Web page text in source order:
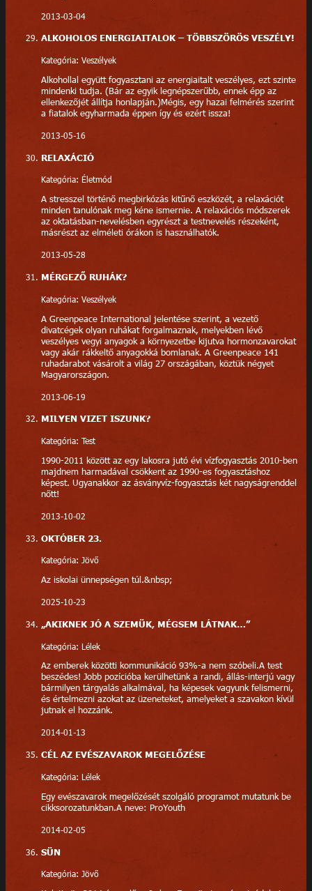
2013-03-04
ALKOHOLOS ENERGIAITALOK – TÖBBSZÖRÖS VESZÉLY!
Kategória: Veszélyek
Alkohollal együtt fogyasztani az energiaitalt veszélyes, ezt szinte
mindenki tudja. (Bár az egyik legnépszerűbb, ennek épp az
ellenkezőjét állítja honlapján.)Mégis, egy hazai felmérés szerint
a fiatalok egyharmada éppen így és ezért issza!
2013-05-16
RELAXÁCIÓ
Kategória: Életmód
A stresszel történő megbirkózás kitűnő eszközét, a relaxációt
minden tanulónak meg kéne ismernie. A relaxációs módszerek
az oktatásban-nevelésben egyrészt a testnevelés részeként,
másrészt az elméleti órákon is használhatók.
2013-05-28
MÉRGEZŐ RUHÁK?
Kategória: Veszélyek
A Greenpeace International jelentése szerint, a vezető
divatcégek olyan ruhákat forgalmaznak, melyekben lévő
veszélyes vegyi anyagok a környezetbe kijutva hormonzavarokat
vagy akár rákkeltő anyagokká bomlanak. A Greenpeace 141
ruhadarabot vásárolt a világ 27 országában, köztük négyet
Magyarországon.
2013-06-19
MILYEN VIZET ISZUNK?
Kategória: Test
1990-2011 között az egy lakosra jutó évi vízfogyasztás 2010-ben
majdnem harmadával csökkent az 1990-es fogyasztáshoz
képest. Ugyanakkor az ásványvíz-fogyasztás két nagyságrenddel
nőtt!
2013-10-02
OKTÓBER 23.
Kategória: Jövő
Az iskolai ünnepségen túl.&nbsp;
2025-10-23
„AKIKNEK JÓ A SZEMÜK, MÉGSEM LÁTNAK…”
Kategória: Lélek
Az emberek közötti kommunikáció 93%-a nem szóbeli.A test
beszédes! Jobb pozícióba kerülhetünk a randi, állás-interjú vagy
bármilyen tárgyalás alkalmával, ha képesek vagyunk felismerni,
és értelmezni azokat az üzeneteket, amelyeket a szavakon kívül
jutnak el hozzánk.
2014-01-13
CÉL AZ EVÉSZAVAROK MEGELŐZÉSE
Kategória: Lélek
Egy evészavarok megelőzését szolgáló programot mutatunk be
cikksorozatunkban.A neve: ProYouth
2014-02-05
SÜN
Kategória: Jövő